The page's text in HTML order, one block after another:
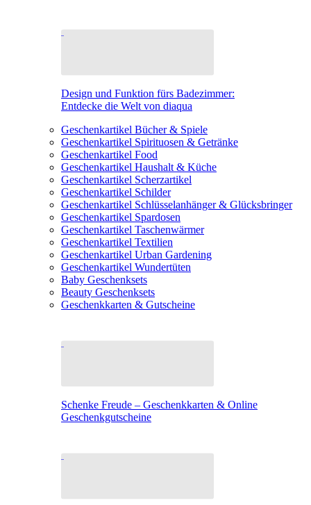
Design und Funktion fürs Badezimmer:
Entdecke die Welt von diaqua
Geschenkartikel Bücher & Spiele
Geschenkartikel Spirituosen & Getränke
Geschenkartikel Food
Geschenkartikel Haushalt & Küche
Geschenkartikel Scherzartikel
Geschenkartikel Schilder
Geschenkartikel Schlüsselanhänger & Glücksbringer
Geschenkartikel Spardosen
Geschenkartikel Taschenwärmer
Geschenkartikel Textilien
Geschenkartikel Urban Gardening
Geschenkartikel Wundertüten
Baby Geschenksets
Beauty Geschenksets
Geschenkkarten & Gutscheine
Schenke Freude – Geschenkkarten & Online
Geschenkgutscheine